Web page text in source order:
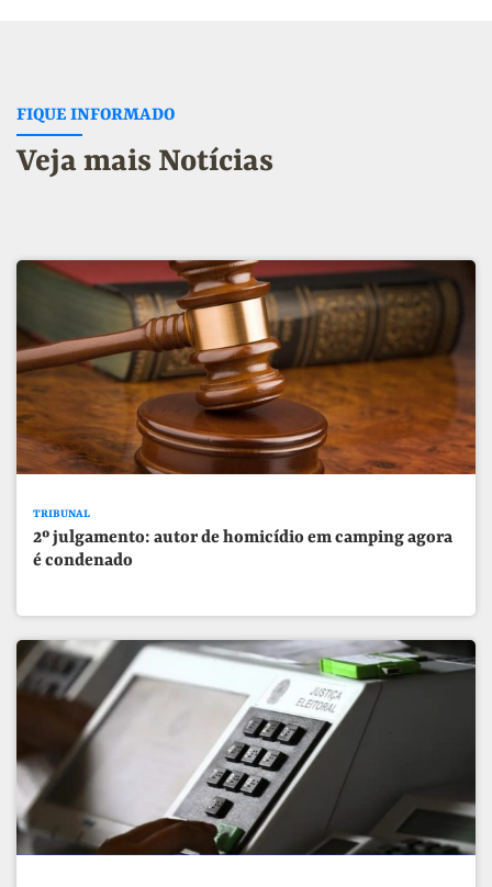
FIQUE INFORMADO
Veja mais Notícias
TRIBUNAL
2º julgamento: autor de homicídio em camping agora
é condenado